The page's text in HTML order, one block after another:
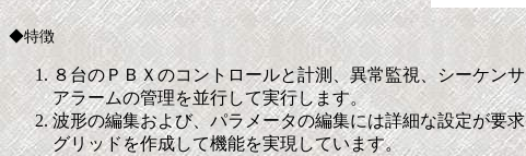
◆特徴
８台のＰＢＸのコントロールと計測、異常監視、シーケン
アラームの管理を並行して実行します。
波形の編集および、パラメータの編集には詳細な設定が要
グリッドを作成して機能を実現しています。